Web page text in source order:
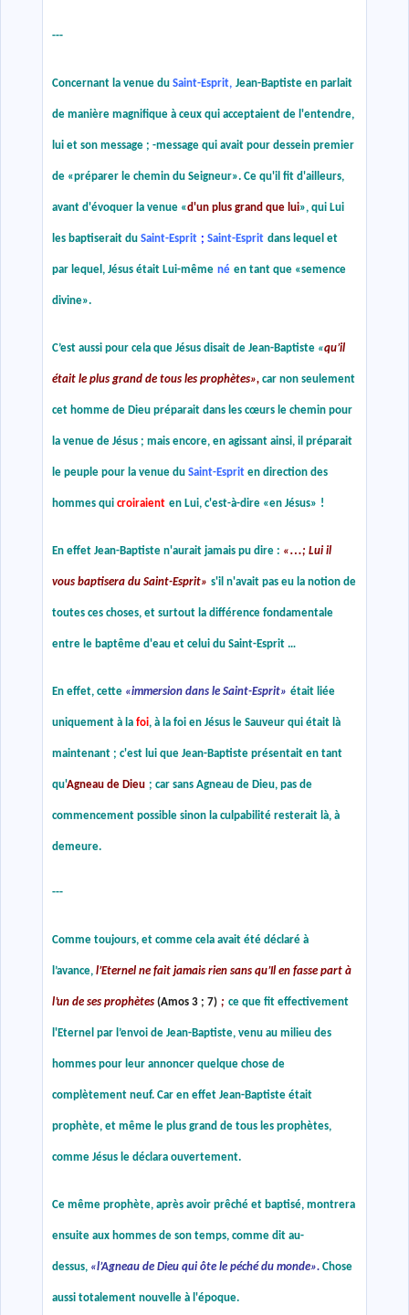
---
Concernant la venue duSaint-Esprit, Jean-Baptiste en parlait
de manière magnifique à ceux qui acceptaient de l'entendre,
lui et son message ; -message qui avait pour dessein premier
de «préparer le chemin du Seigneur». Ce qu'il fit d'ailleurs,
avant d'évoquer la venue «d'un plus grand que lui», qui Lui
les baptiserait duSaint-Esprit ;Saint-Esprit dans lequel et
par lequel, Jésus était Lui-même né en tant que «semence
divine».
C’est aussi pour cela que Jésus disait de Jean-Baptiste «qu’il
était le plus grand de tous les prophètes»,car non seulement
cet homme de Dieu préparait dans les cœurs le chemin pour
la venue de Jésus ; mais encore, en agissant ainsi, il préparait
le peuple pour la venue duSaint-Espriten direction des
hommes quicroiraient en Lui, c'est-à-dire «en Jésus» !
En effet Jean-Baptiste n'aurait jamais pu dire : «…; Lui il
vous baptisera du Saint-Esprit» s'il n'avait pas eu la notion de
toutes ces choses, et surtout la différence fondamentale
entre le baptême d'eau et celui du Saint-Esprit …
En effet, cette «immersion dans le Saint-Esprit» était liée
uniquement à lafoi, à la foi en Jésus le Sauveur qui était là
maintenant ; c'est lui que Jean-Baptiste présentait en tant
qu'Agneau de Dieu ; car sans Agneau de Dieu, pas de
commencement possible sinon la culpabilité resterait là, à
demeure.
---
Comme toujours, et comme cela avait été déclaré à
l’avance,l’Eternel ne fait jamais rien sans qu’Il en fasse part à
l’un de ses prophètes(Amos 3 ; 7) ; ce que fit effectivement
l'Eternel par l’envoi de Jean-Baptiste, venu au milieu des
hommes pour leur annoncer quelque chose de
complètement neuf. Car en effet Jean-Baptiste était
prophète, et même le plus grand de tous les prophètes,
comme Jésus le déclara ouvertement.
Ce même prophète, après avoir prêché et baptisé, montrera
ensuite aux hommes de son temps, comme dit au-
dessus, «l’Agneau de Dieu qui ôte le péché du monde».Chose
aussi totalement nouvelle à l'époque.